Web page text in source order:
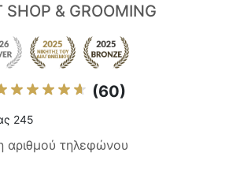
SHOP & GROOMING
(60)
245
αριθμού τηλεφώνου